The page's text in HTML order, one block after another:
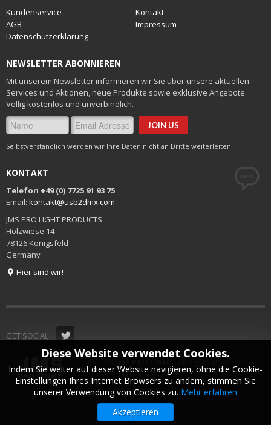
Kundenservice
Kontakt
AGB
Impressum
Datenschutzerklärung
NEWSLETTER ABONNIEREN
Mit unserem Newsletter informieren wir Sie über unsere aktuellen
Services und Aktionen, neue Produkte sowie exklusive Angebote.
Völlig kostenlos und unverbindlich.
Selbstverständlich werden wir Ihre Daten nicht an Dritte weiterleiten.
KONTAKT
Telefon +49 (0) 7725 91 93 75
Email: kontakt@usb2dmx.com
JMS PRO LIGHT PRODUCTS
Holzwiese 14
78126 Königsfeld
Germany
Hier sind wir!
GET SOCIAL
Diese Website verwendet Cookies.
Indem Sie weiter auf dieser Website navigieren, ohne die Cookie-
Einstellungen Ihres Internet Browsers zu ändern, stimmen Sie
unserer Verwendung von Cookies zu. Mehr erfahren
Akzeptieren